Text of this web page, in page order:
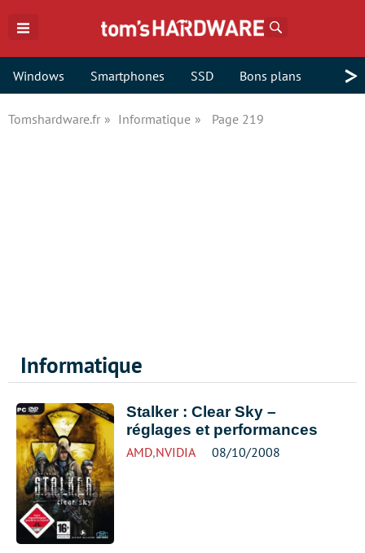
Windows Smartphones SSD Bons plans >
Tomshardware.fr Informatique Page 219
Informatique
Stalker : Clear Sky –
réglages et performances
AMD,NVIDIA 08/10/2008